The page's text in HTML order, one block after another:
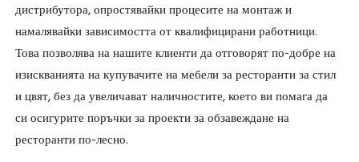
дистрибутора, опростявайки процесите на монтаж и
намалявайки зависимостта от квалифицирани работници.
Това позволява на нашите клиенти да отговорят по-добре на
изискванията на купувачите на мебели за ресторанти за стил
и цвят, без да увеличават наличностите, което ви помага да
си осигурите поръчки за проекти за обзавеждане на
ресторанти по-лесно.